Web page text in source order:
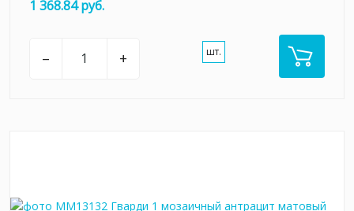
1 368.84 руб.
– + шт.